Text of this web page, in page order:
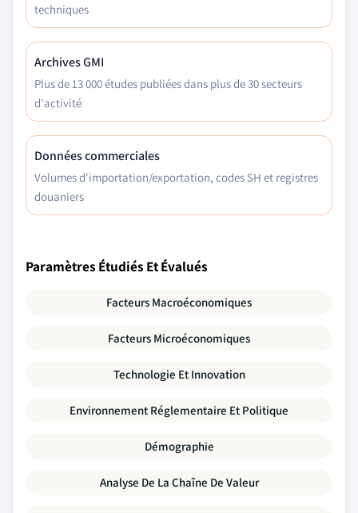
techniques
Archives GMI
Plus de 13 000 études publiées dans plus de 30 secteurs
d'activité
Données commerciales
Volumes d'importation/exportation, codes SH et registres
douaniers
Paramètres Étudiés Et Évalués
Facteurs Macroéconomiques
Facteurs Microéconomiques
Technologie Et Innovation
Environnement Réglementaire Et Politique
Démographie
Analyse De La Chaîne De Valeur